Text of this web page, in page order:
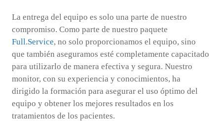
La entrega del equipo es solo una parte de nuestro
compromiso. Como parte de nuestro paquete
Full.Service, no solo proporcionamos el equipo, sino
que también aseguramos esté completamente capacitado
para utilizarlo de manera efectiva y segura. Nuestro
monitor, con su experiencia y conocimientos, ha
dirigido la formación para asegurar el uso óptimo del
equipo y obtener los mejores resultados en los
tratamientos de los pacientes.